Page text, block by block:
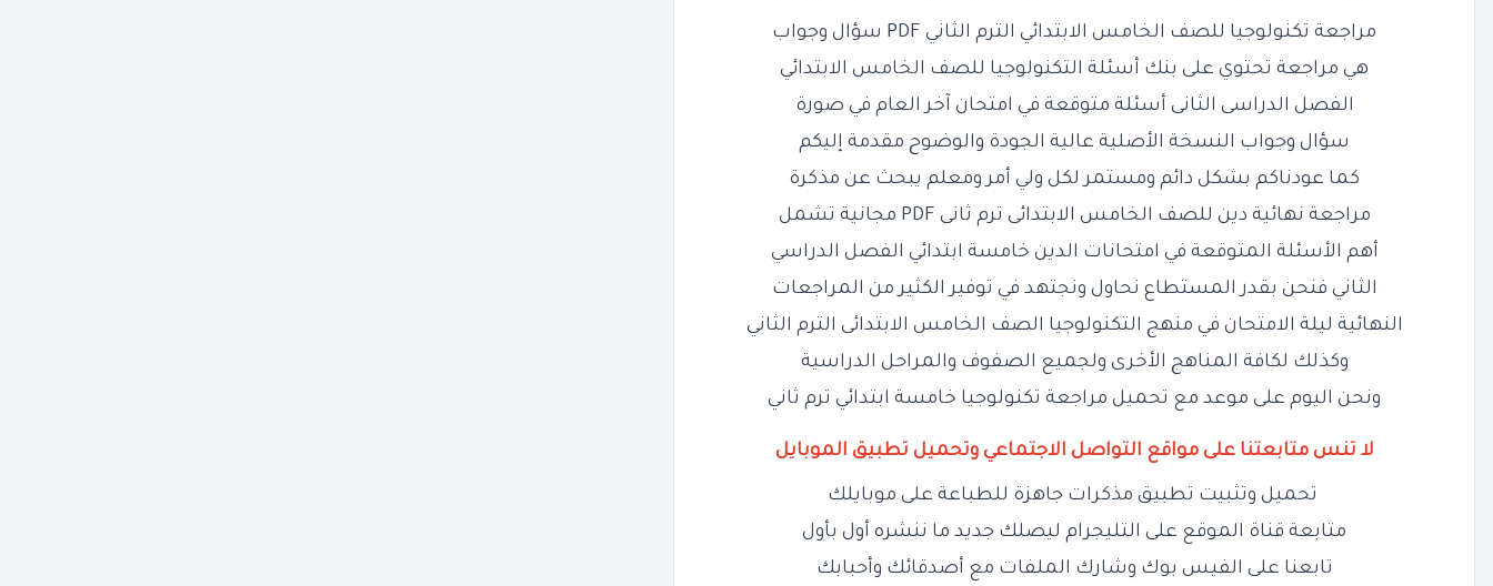
مراجعة تكنولوجيا للصف الخامس الابتدائي الترم الثاني PDF سؤال وجواب
هي مراجعة تحتوي على بنك أسئلة التكنولوجيا للصف الخامس الابتدائي
الفصل الدراسى الثانى أسئلة متوقعة في امتحان آخر العام في صورة
سؤال وجواب النسخة الأصلية عالية الجودة والوضوح مقدمة إليكم
كما عودناكم بشكل دائم ومستمر لكل ولي أمر ومعلم يبحث عن مذكرة
مراجعة نهائية دين للصف الخامس الابتدائى ترم ثانى PDF مجانية تشمل
أهم الأسئلة المتوقعة في امتحانات الدين خامسة ابتدائي الفصل الدراسي
الثاني فنحن بقدر المستطاع نحاول ونجتهد في توفير الكثير من المراجعات
النهائية ليلة الامتحان في منهج التكنولوجيا الصف الخامس الابتدائى الترم الثاني
وكذلك لكافة المناهج الأخرى ولجميع الصفوف والمراحل الدراسية
ونحن اليوم على موعد مع تحميل مراجعة تكنولوجيا خامسة ابتدائي ترم ثاني
لا تنس متابعتنا على مواقع التواصل الاجتماعي وتحميل تطبيق الموبايل
تحميل وتثبيت تطبيق مذكرات جاهزة للطباعة على موبايلك
متابعة قناة الموقع على التليجرام ليصلك جديد ما ننشره أول بأول
تابعنا على الفيس بوك وشارك الملفات مع أصدقائك وأحبابك